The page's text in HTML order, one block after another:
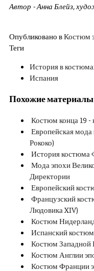
Автор - Анна Блейз,
Опубликовано вКостюм
Теги
История в
Испания
Похожие материалы
Костюм конца 19 -
Европейская мода
Рококо)
История костюма
Мода эпохи
Директории
Европейский
Французский
Людовика XIV)
Костюм
Испанский костюм
Костюм Западной
Костюм Англии
Костюм Франции